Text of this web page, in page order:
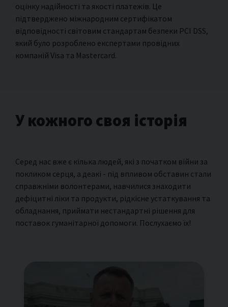
оцінку надійності та якості платежів. Це
підтверджено міжнародним сертифікатом
відповідності світовим стандартам безпеки PCI DSS,
який було розроблено експертами провідних
компаній Visa та Mastercard.
У кожного своя історія
Серед нас вже є кілька людей, які з початком війни за
покликом серця, а деакі - під впливом обставин стали
справжніми волонтерами, навчилися знаходити
дефіцитні ліки та продукти, рідкісне устаткування та
обладнання, приймати нестандартні рішення для
поставок гуманітарної допомоги. Послухаємо їх!